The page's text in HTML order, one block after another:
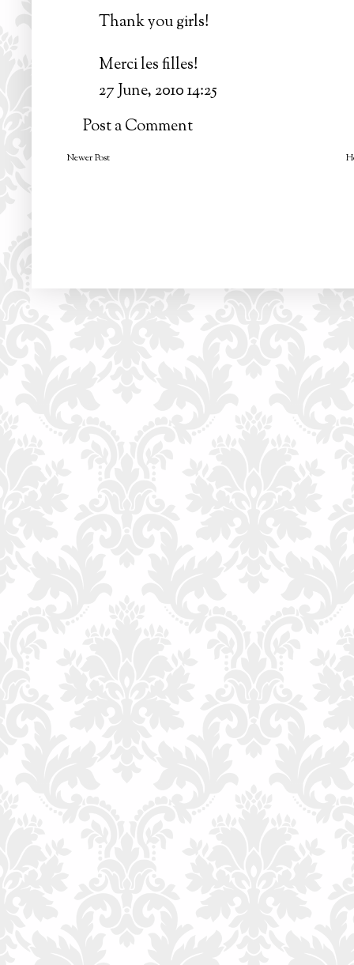
Thank you girls!
Merci les filles!
27 June, 2010 14:25
Post a Comment
Newer Post